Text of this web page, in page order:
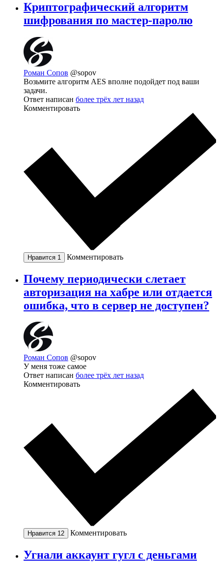
Криптографический алгоритм
шифрования по мастер-паролю
Роман Сопов @sopov
Возьмите алгоритм AES вполне подойдет под ваши
задачи.
Ответ написан более трёх лет назад
Комментировать
Нравится 1 Комментировать
Почему периодически слетает
авторизация на хабре или отдается
ошибка, что в сервер не доступен?
Роман Сопов @sopov
У меня тоже самое
Ответ написан более трёх лет назад
Комментировать
Нравится 12 Комментировать
Угнали аккаунт гугл с деньгами